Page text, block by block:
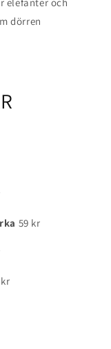
elefanter och
dörren
59 kr